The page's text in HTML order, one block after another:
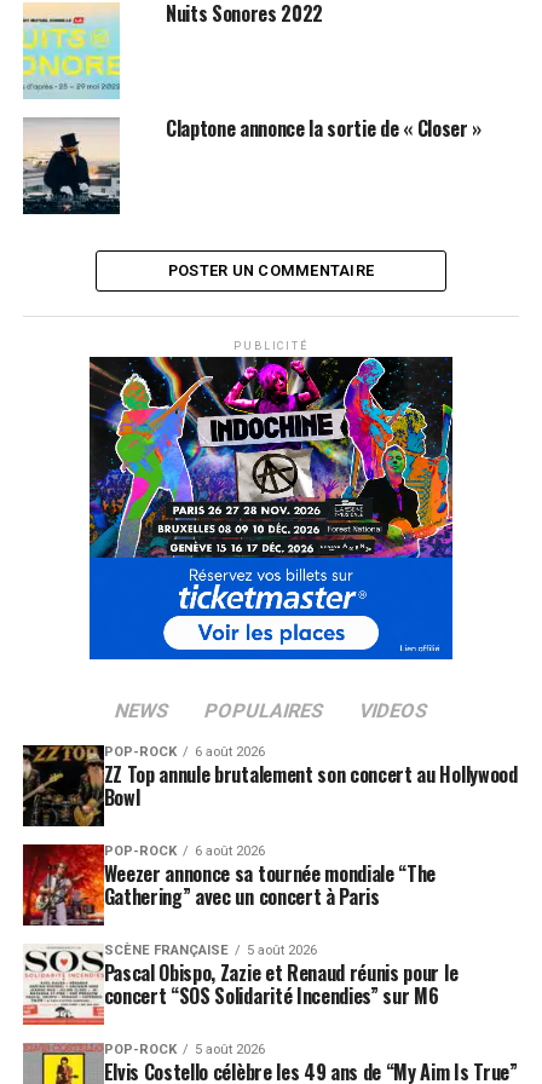
SUJETS ASSOCIÉS:
Nuits Sonores 2022
Claptone annonce la sortie de « Closer »
POSTER UN COMMENTAIRE
PUBLICITÉ
NEWS POPULAIRES VIDEOS
POP-ROCK 6 août 2026
ZZ Top annule brutalement son concert au Hollywood
Bowl
POP-ROCK 6 août 2026
Weezer annonce sa tournée mondiale “The
Gathering” avec un concert à Paris
SCÈNE FRANÇAISE 5 août 2026
Pascal Obispo, Zazie et Renaud réunis pour le
concert “SOS Solidarité Incendies” sur M6
POP-ROCK 5 août 2026
Elvis Costello célèbre les 49 ans de “My Aim Is True”